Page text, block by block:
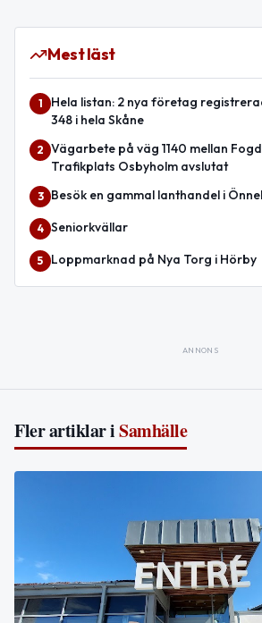
Mest läst
1
Hela listan: 2 nya företag
348 i hela Skåne
2 Vägarbete på väg 1140 mellan
Trafikplats Osbyholm avslutat
3 Besök en gammal lanthandel i
4 Seniorkvällar
5 Loppmarknad på Nya Torg i Hörby
ANNONS
Fler artiklar iSamhälle